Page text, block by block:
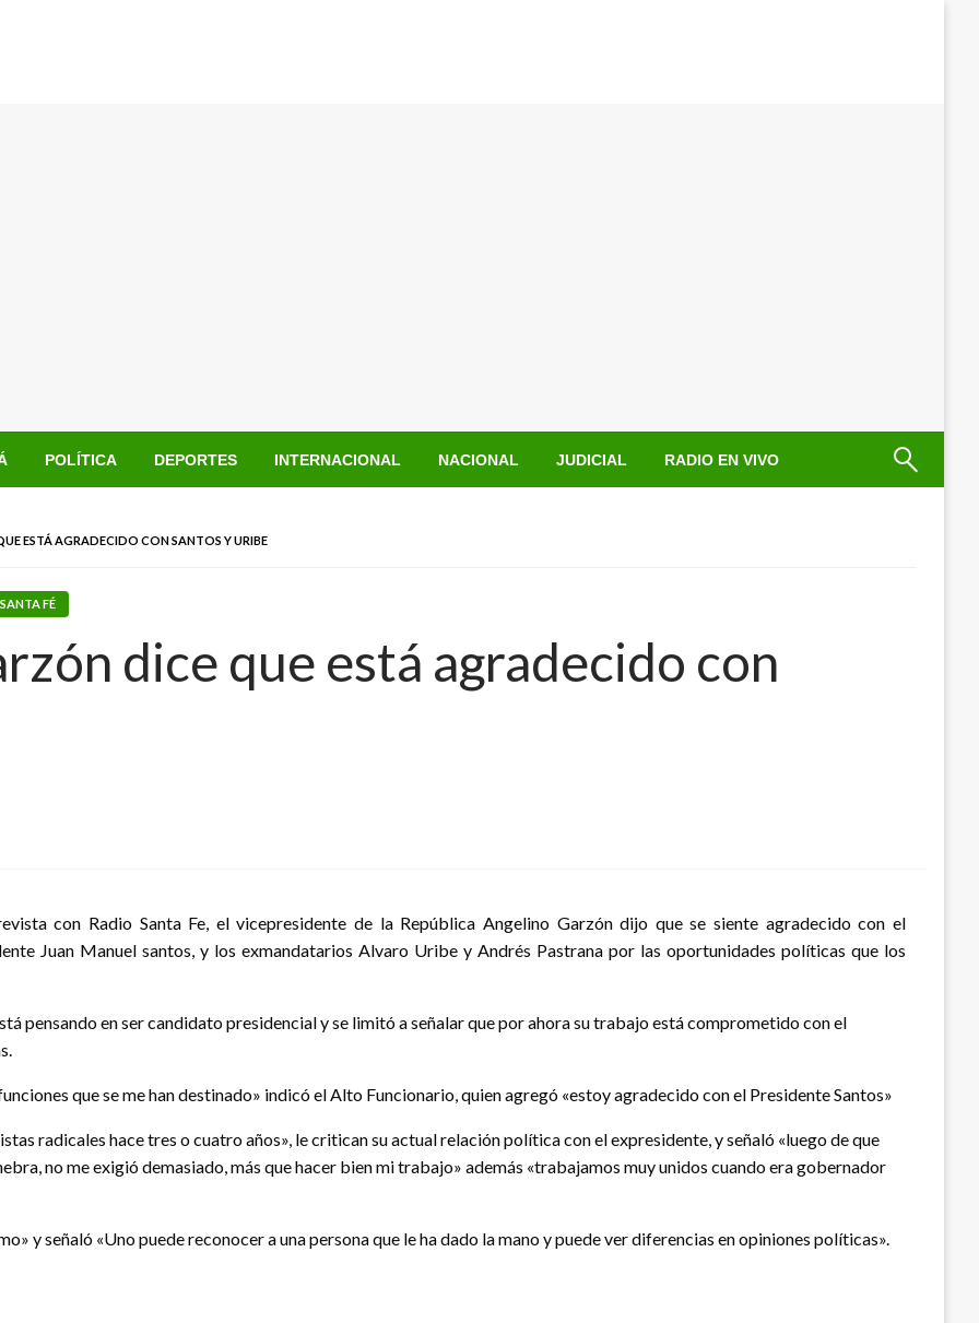
POLÍTICA DEPORTES INTERNACIONAL NACIONAL JUDICIAL RADIO EN VIVO
ESTÁ AGRADECIDO CON SANTOS Y URIBE
FÉ
dice que está agradecido con
con Radio Santa Fe, el vicepresidente de la República Angelino Garzón dijo que se siente agradecido con el
Juan Manuel santos, y los exmandatarios Alvaro Uribe y Andrés Pastrana por las oportunidades políticas que los
pensando en ser candidato presidencial y se limitó a señalar que por ahora su trabajo está comprometido con el
que se me han destinado» indicó el Alto Funcionario, quien agregó «estoy agradecido con el Presidente Santos»
radicales hace tres o cuatro años», le critican su actual relación política con el expresidente, y señaló «luego de que
no me exigió demasiado, más que hacer bien mi trabajo» además «trabajamos muy unidos cuando era gobernador
y señaló «Uno puede reconocer a una persona que le ha dado la mano y puede ver diferencias en opiniones políticas».